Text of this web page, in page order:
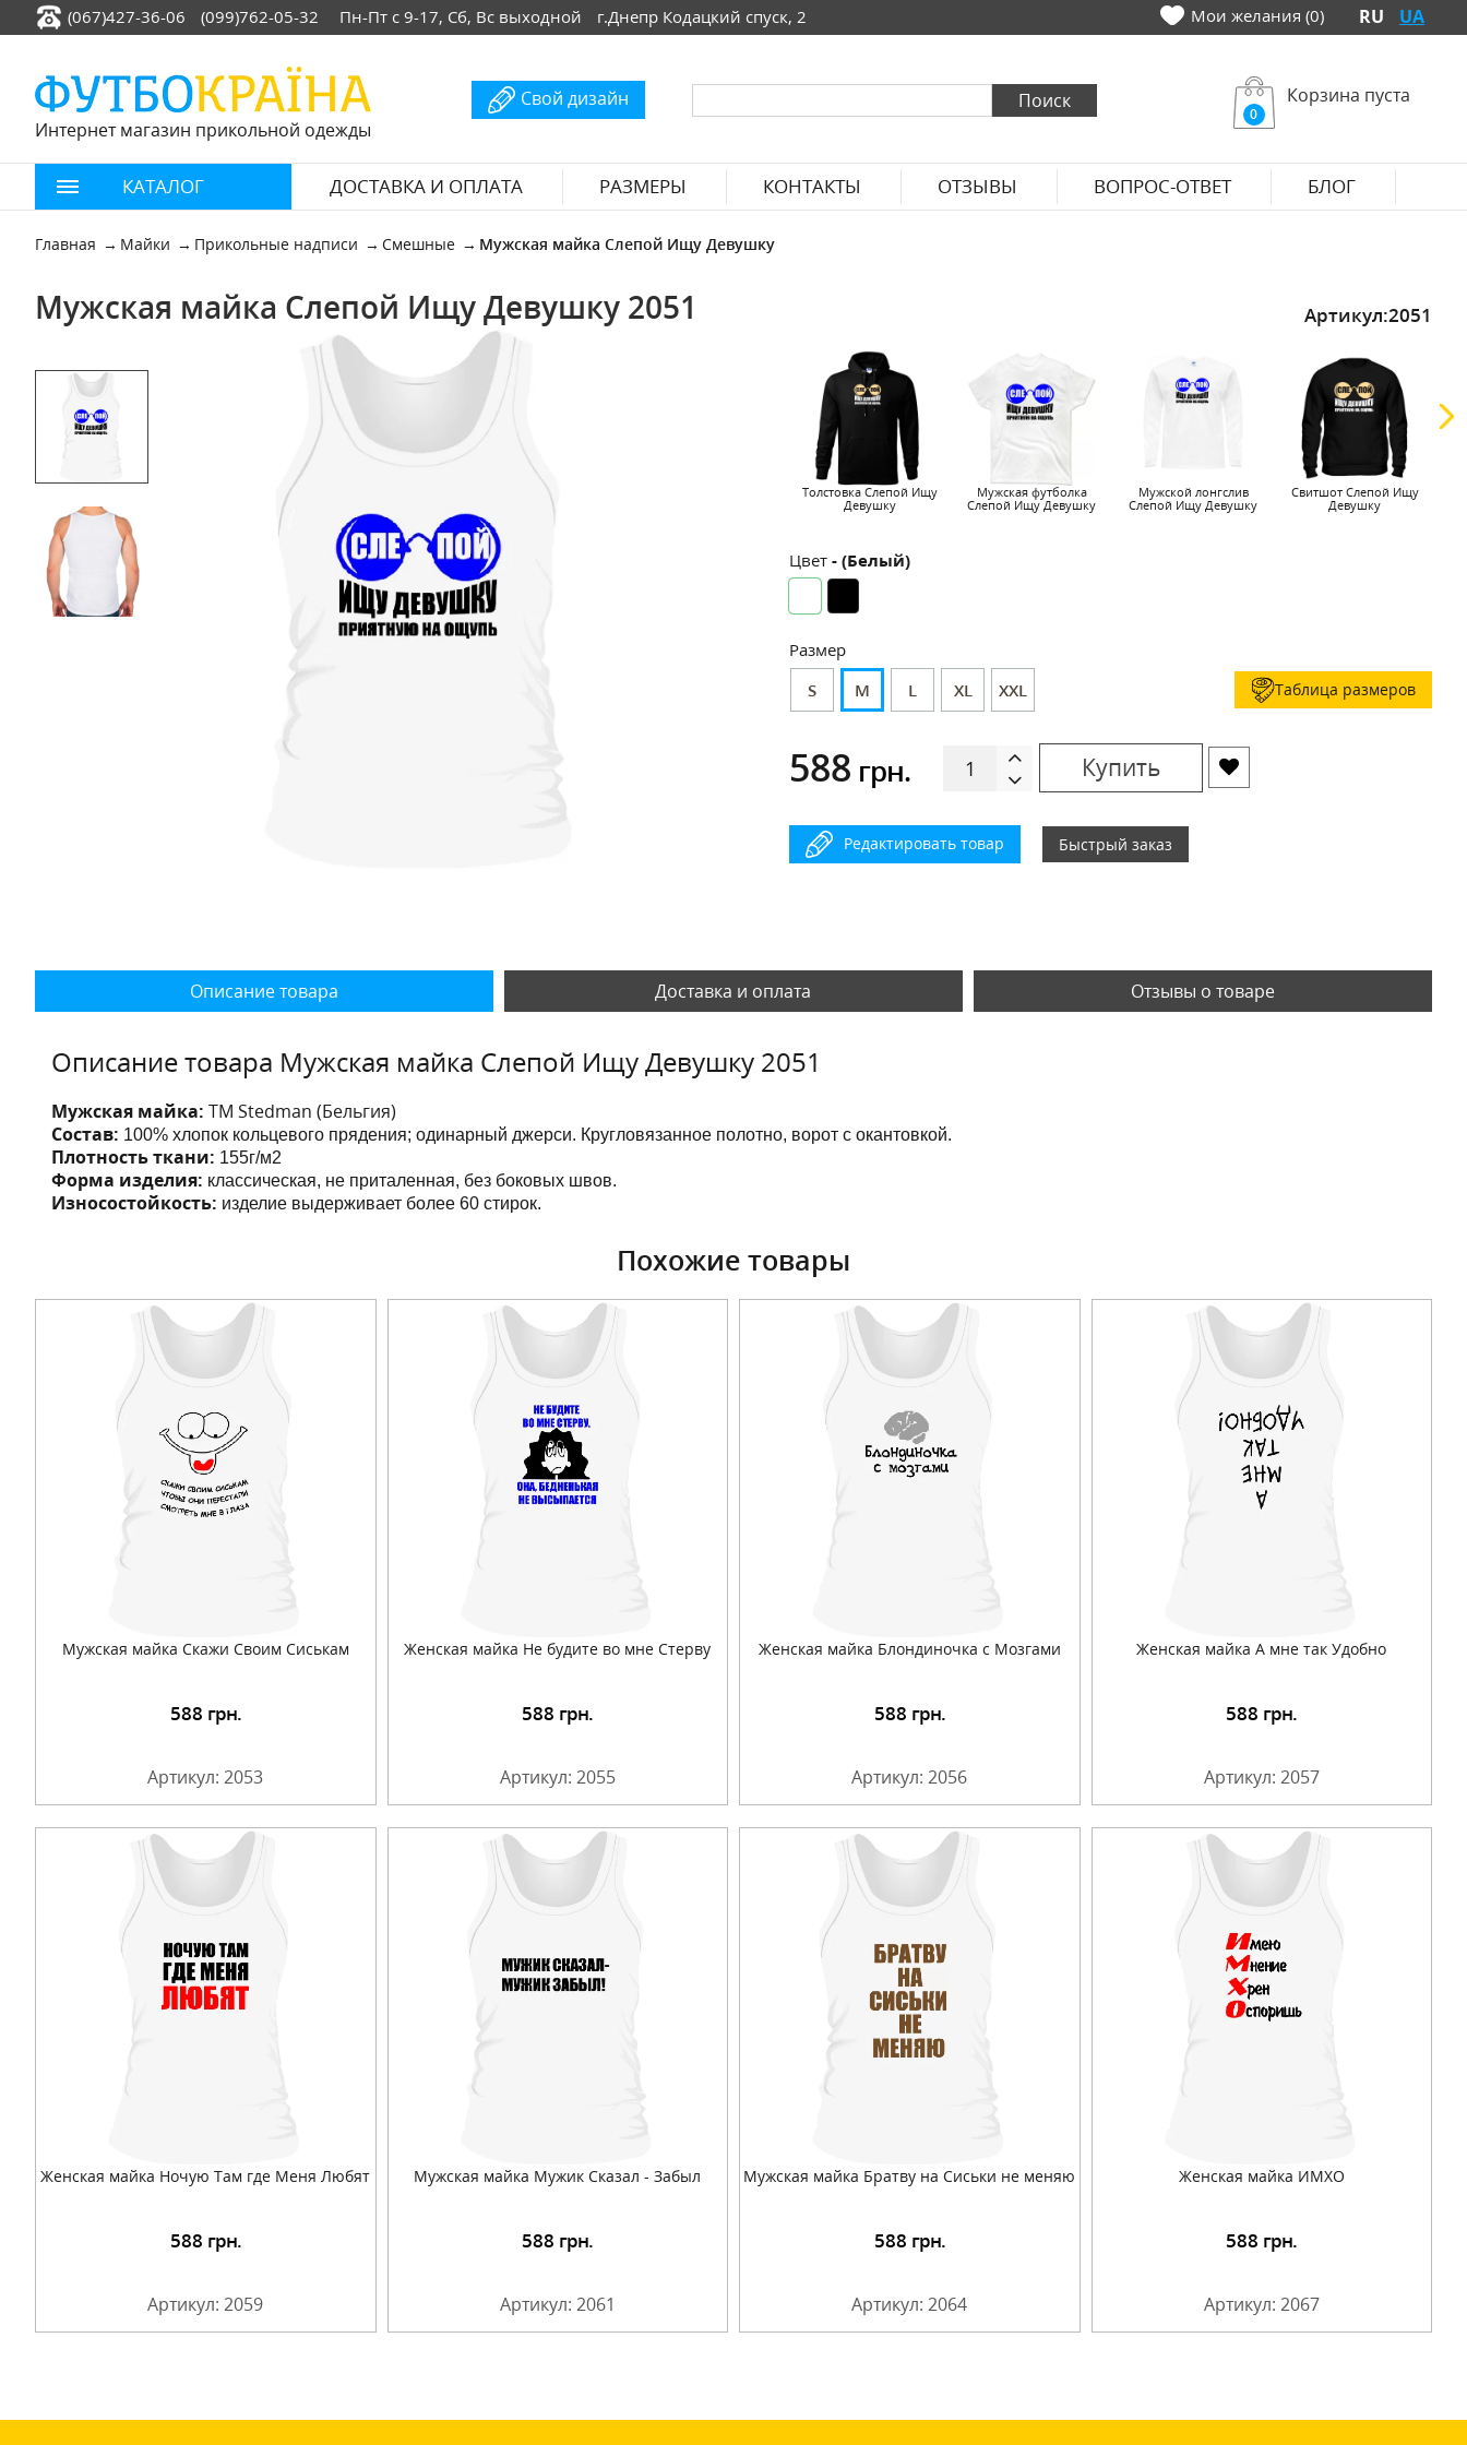
(067)427-36-06 (099)762-05-32 Пн-Пт с 9-17, Сб, Вс выходной г.Днепр Кодацкий спуск, 2 Мои желания (0) RU UA
Интернет магазин прикольной одежды
Свой дизайн
0
Корзина пуста
КАТАЛОГ ДОСТАВКА И ОПЛАТА РАЗМЕРЫ КОНТАКТЫ ОТЗЫВЫ ВОПРОС-ОТВЕТ БЛОГ
Главная Майки Прикольные надписи Смешные Мужская майка Слепой Ищу Девушку
Мужская майка Слепой Ищу Девушку 2051 Артикул:2051
Толстовка Слепой Ищу
Девушку
Мужская футболка
Слепой Ищу Девушку
Мужской лонгслив
Слепой Ищу Девушку
Свитшот Слепой Ищу
Девушку
Цвет - (Белый)
Размер
S
M L XL XXL Таблица размеров
588 грн. Купить
Редактировать товар Быстрый заказ
Описание товара Доставка и оплата Отзывы о товаре
Описание товара Мужская майка Слепой Ищу Девушку 2051
Мужская майка: ТМ Stedman (Бельгия)
Состав: 100% хлопок кольцевого прядения; одинарный джерси. Кругловязанное полотно, ворот с окантовкой.
Плотность ткани: 155г/м2
Форма изделия: классическая, не приталенная, без боковых швов.
Износостойкость: изделие выдерживает более 60 стирок.
Похожие товары
Мужская майка Скажи Своим Сиськам
588 грн.
Артикул: 2053
Женская майка Не будите во мне Стерву
Подробнее 588 грн.
Артикул: 2055
Женская майка Блондиночка с Мозгами
Подробнее 588 грн.
Артикул: 2056
Женская майка А мне так Удобно
Подробнее 588 грн.
Артикул: 2057
Женская майка Ночую Там где Меня Любят
588 грн.
Артикул: 2059
Мужская майка Мужик Сказал - Забыл
Подробнее 588 грн.
Артикул: 2061
Мужская майка Братву на Сиськи не меняю
Подробнее 588 грн.
Артикул: 2064
Женская майка ИМХО
Подробнее 588 грн.
Артикул: 2067